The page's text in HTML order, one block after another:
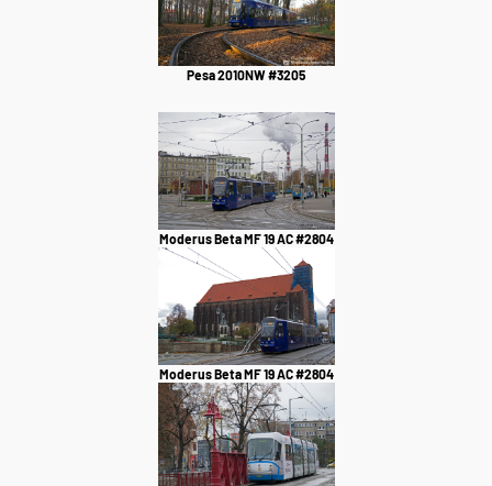
Pesa 2010NW #3205
Moderus Beta MF 19 AC #2804
Moderus Beta MF 19 AC #2804